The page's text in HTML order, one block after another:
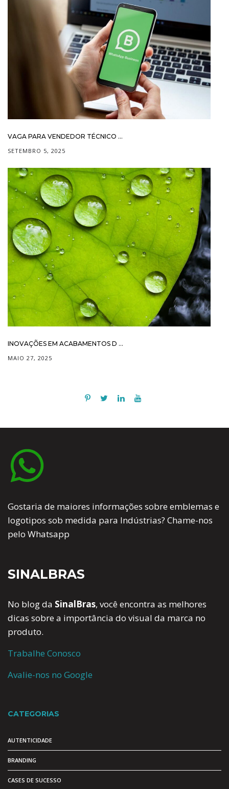
VAGA PARA VENDEDOR TÉCNICO ...
SETEMBRO 5, 2025
INOVAÇÕES EM ACABAMENTOS D ...
MAIO 27, 2025
Gostaria de maiores informações sobre emblemas e
logotipos sob medida para Indústrias? Chame-nos
pelo Whatsapp
SINALBRAS
No blog da SinalBras, você encontra as melhores
dicas sobre a importância do visual da marca no
produto.
Trabalhe Conosco
Avalie-nos no Google
CATEGORIAS
AUTENTICIDADE
BRANDING
CASES DE SUCESSO